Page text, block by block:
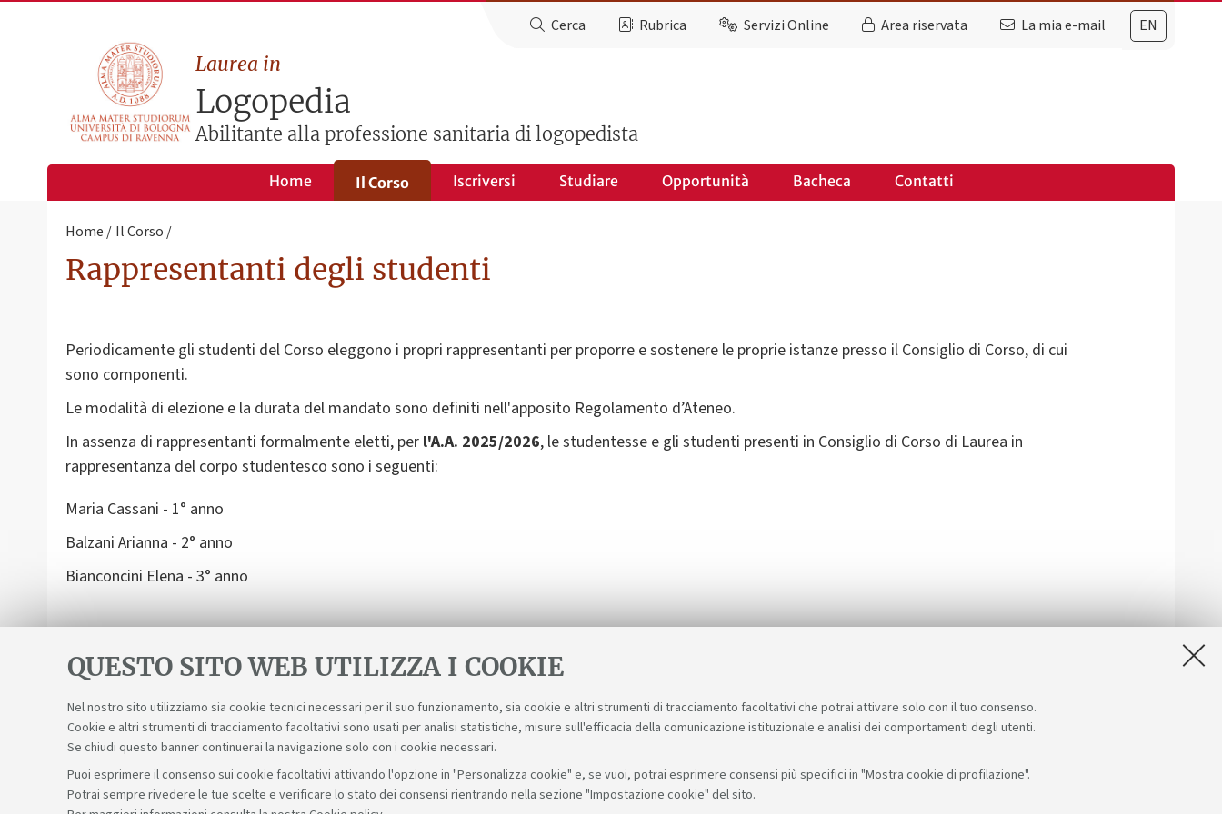
QUESTO SITO WEB UTILIZZA I COOKIE
Nel nostro sito utilizziamo sia cookie tecnici necessari per il suo funzionamento, sia cookie e altri strumenti di tracciamento facoltativi che potrai attivare solo con il tuo consenso.
Cookie e altri strumenti di tracciamento facoltativi sono usati per analisi statistiche, misure sull'efficacia della comunicazione istituzionale e analisi dei comportamenti degli utenti.
Se chiudi questo banner continuerai la navigazione solo con i cookie necessari.
Puoi esprimere il consenso sui cookie facoltativi attivando l'opzione in "Personalizza cookie" e, se vuoi, potrai esprimere consensi più specifici in "Mostra cookie di profilazione".
Potrai sempre rivedere le tue scelte e verificare lo stato dei consensi rientrando nella sezione "Impostazione cookie" del sito.
EN
Cerca Rubrica Servizi Online Area riservata La mia e-mail
Laurea in
Logopedia
Abilitante alla professione sanitaria di logopedista
Home Il Corso Iscriversi Studiare Opportunità Bacheca Contatti
Home Il Corso
Rappresentanti degli studenti
Periodicamente gli studenti del Corso eleggono i propri rappresentanti per proporre e sostenere le proprie istanze presso il Consiglio di Corso, di cui
sono componenti.
Le modalità di elezione e la durata del mandato sono definiti nell'apposito Regolamento d’Ateneo.
In assenza di rappresentanti formalmente eletti, per l'A.A. 2025/2026, le studentesse e gli studenti presenti in Consiglio di Corso di Laurea in
rappresentanza del corpo studentesco sono i seguenti:
Maria Cassani - 1° anno
Balzani Arianna - 2° anno
Bianconcini Elena - 3° anno